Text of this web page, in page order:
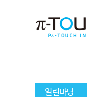
로그인
열린마당